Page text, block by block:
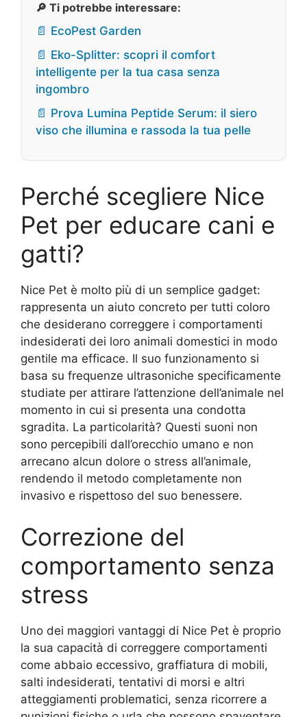
🔎 Ti potrebbe interessare:
📄 EcoPest Garden
📄 Eko-Splitter: scopri il comfort
intelligente per la tua casa senza
ingombro
📄 Prova Lumina Peptide Serum: il siero
viso che illumina e rassoda la tua pelle
Perché scegliere Nice
Pet per educare cani e
gatti?
Nice Pet è molto più di un semplice gadget:
rappresenta un aiuto concreto per tutti coloro
che desiderano correggere i comportamenti
indesiderati dei loro animali domestici in modo
gentile ma efficace. Il suo funzionamento si
basa su frequenze ultrasoniche specificamente
studiate per attirare l’attenzione dell’animale nel
momento in cui si presenta una condotta
sgradita. La particolarità? Questi suoni non
sono percepibili dall’orecchio umano e non
arrecano alcun dolore o stress all’animale,
rendendo il metodo completamente non
invasivo e rispettoso del suo benessere.
Correzione del
comportamento senza
stress
Uno dei maggiori vantaggi di Nice Pet è proprio
la sua capacità di correggere comportamenti
come abbaio eccessivo, graffiatura di mobili,
salti indesiderati, tentativi di morsi e altri
atteggiamenti problematici, senza ricorrere a